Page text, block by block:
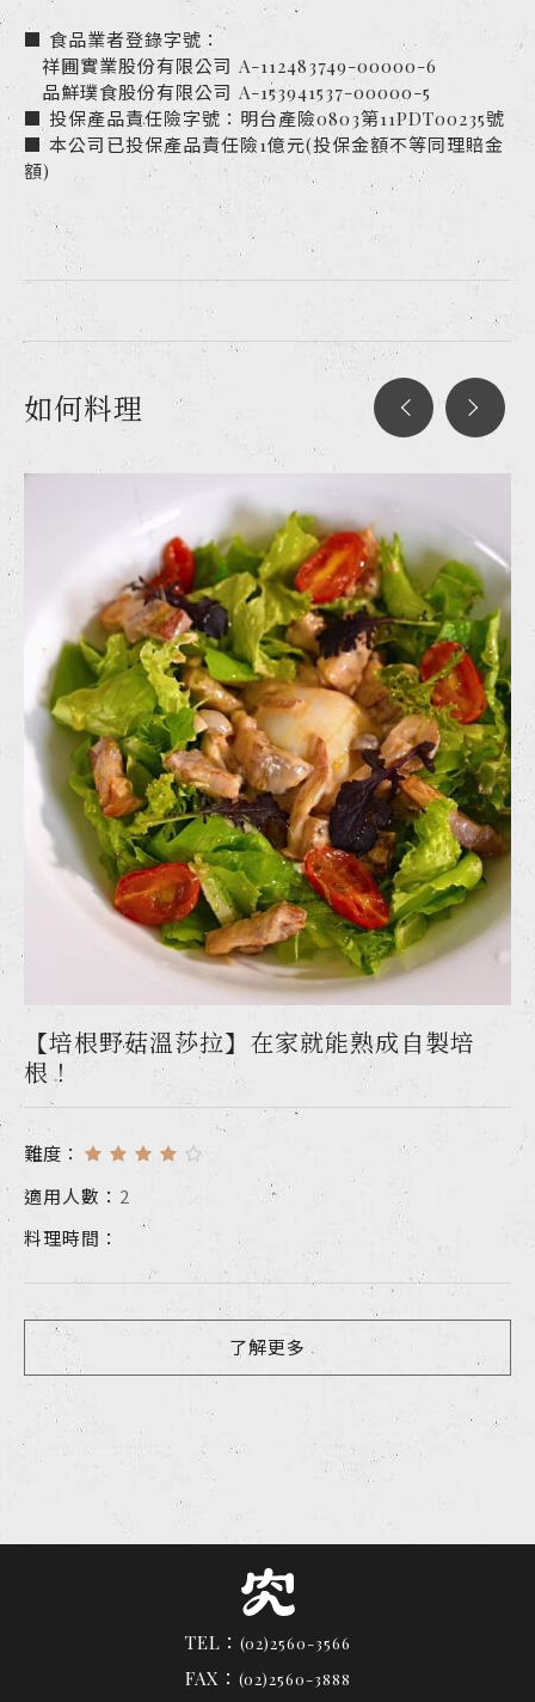
■ 食品業者登錄字號：
祥圃實業股份有限公司 A-112483749-00000-6
品鮮璞食股份有限公司 A-153941537-00000-5
■ 投保產品責任險字號：明台產險0803第11PDT00235號
■ 本公司已投保產品責任險1億元(投保金額不等同理賠金
額)
如何料理
【培根野菇溫莎拉】在家就能熟成自製培
根！
難度：
適用人數： 2
料理時間：
了解更多
TEL： (02)2560-3566
FAX： (02)2560-3888